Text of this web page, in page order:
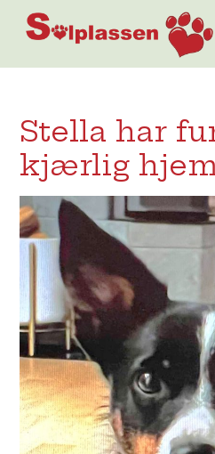
Stella har
kjærlig